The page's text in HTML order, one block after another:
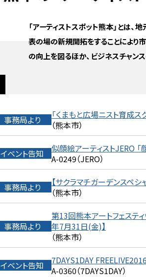
「アーティストスポット熊本」とは、
表の場の新規開拓をすることにより
の向上を図るほか、ビジネスチャン
事務局より
「くまもと広場ニスト育成
（熊本市）
イベント告知
似顔絵アーティストJERO
A-0249（JERO）
事務局より
【サクラマチガーデンスペ
（熊本市）
事務局より
第13回熊本アートフェステ
年7月31日(金)】
（熊本市）
イベント告知
7DAYS1DAY
A-0360（7DAYS1DAY）